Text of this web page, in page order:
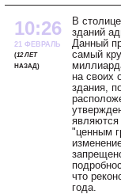
10:26
21 ФЕВРАЛЬ
12 ЛЕТ
НАЗАД
В
зданий
Данный
самый
на своих
здания,
являются
"ценным
что
года.